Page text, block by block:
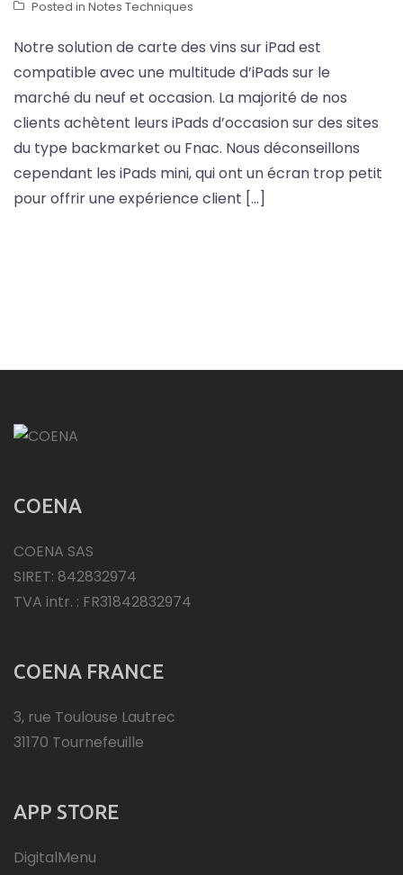
Posted in Notes Techniques
Notre solution de carte des vins sur iPad est
compatible avec une multitude d’iPads sur le
marché du neuf et occasion. La majorité de nos
clients achètent leurs iPads d’occasion sur des sites
du type backmarket ou Fnac. Nous déconseillons
cependant les iPads mini, qui ont un écran trop petit
pour offrir une expérience client […]
COENA
COENA SAS
SIRET: 842832974
TVA intr. : FR31842832974
COENA FRANCE
3, rue Toulouse Lautrec
31170 Tournefeuille
APP STORE
DigitalMenu